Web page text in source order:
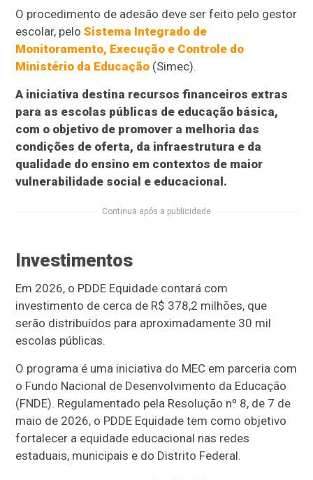
O procedimento de adesão deve ser feito pelo gestor
escolar, peloSistema Integrado de
Monitoramento, Execução e Controle do
Ministério da Educação (Simec).
A iniciativa destina recursos financeiros extras
para as escolas públicas de educação básica,
com o objetivo de promover a melhoria das
condições de oferta, da infraestrutura e da
qualidade do ensino em contextos de maior
vulnerabilidade social e educacional.
Continua após a publicidade
Investimentos
Em 2026, o PDDE Equidade contará com
investimento de cerca de R$ 378,2 milhões, que
serão distribuídos para aproximadamente 30 mil
escolas públicas.
O programa é uma iniciativa do MEC em parceria com
o Fundo Nacional de Desenvolvimento da Educação
(FNDE). Regulamentado pela Resolução nº 8, de 7 de
maio de 2026, o PDDE Equidade tem como objetivo
fortalecer a equidade educacional nas redes
estaduais, municipais e do Distrito Federal.